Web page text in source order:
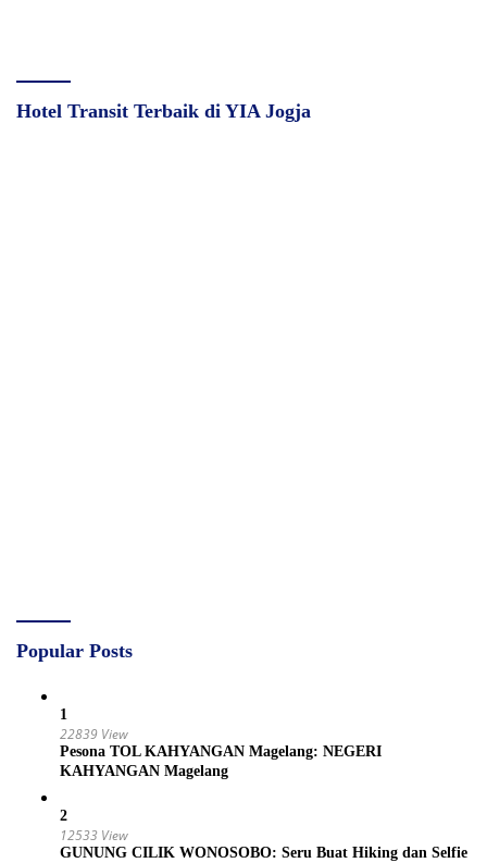
Hotel Transit Terbaik di YIA Jogja
Popular Posts
1
22839 View
Pesona TOL KAHYANGAN Magelang: NEGERI
KAHYANGAN Magelang
2
12533 View
GUNUNG CILIK WONOSOBO: Seru Buat Hiking dan Selfie